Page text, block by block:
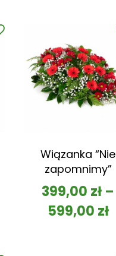
Wiązanka “Nie
zapomnimy”
399,00 zł –
599,00 zł